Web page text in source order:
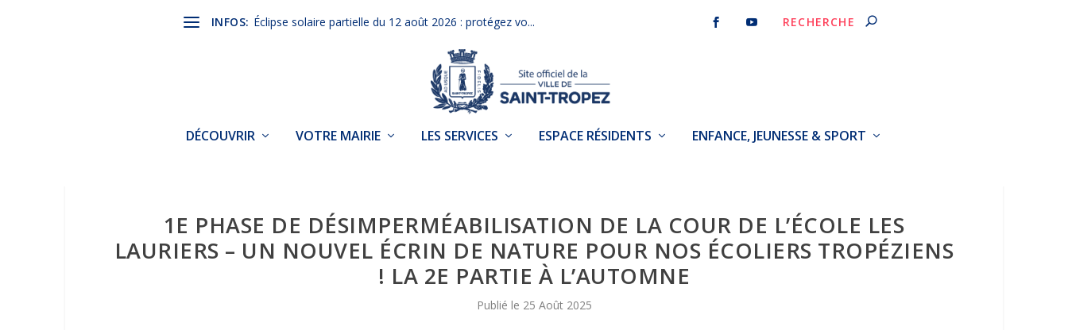
INFOS: Éclipse solaire partielle du 12 août 2026 : protégez vo...
DÉCOUVRIR VOTRE MAIRIE LES SERVICES ESPACE RÉSIDENTS ENFANCE, JEUNESSE & SPORT
1E PHASE DE DÉSIMPERMÉABILISATION DE LA COUR DE L’ÉCOLE LES
LAURIERS – UN NOUVEL ÉCRIN DE NATURE POUR NOS ÉCOLIERS TROPÉZIENS
! LA 2E PARTIE À L’AUTOMNE
25 Août 2025